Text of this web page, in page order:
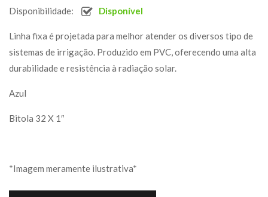
Disponibilidade: Disponível
Linha fixa é projetada para melhor atender os diversos tipo de
sistemas de irrigação. Produzido em PVC, oferecendo uma alta
durabilidade e resistência à radiação solar.
Azul
Bitola 32 X 1″
*Imagem meramente ilustrativa*